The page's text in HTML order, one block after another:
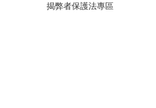
揭弊者保護法專區